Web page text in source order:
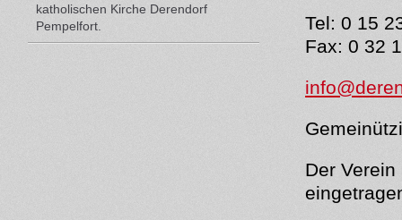
katholischen Kirche Derendorf
Pempelfort.
Tel: 0 15
Fax: 0 32
Der